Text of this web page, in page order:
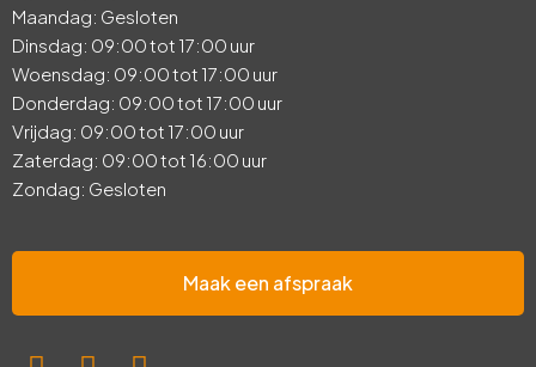
Maandag: Gesloten
Dinsdag: 09:00 tot 17:00 uur
Woensdag: 09:00 tot 17:00 uur
Donderdag: 09:00 tot 17:00 uur
Vrijdag: 09:00 tot 17:00 uur
Zaterdag: 09:00 tot 16:00 uur
Zondag: Gesloten
Maak een afspraak